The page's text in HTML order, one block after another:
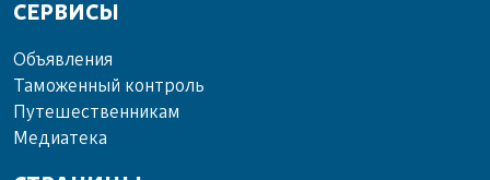
СЕРВИСЫ
Объ­яв­ле­ния
Та­мо­жен­ный кон­троль
Пу­те­шест­вен­ни­кам
Ме­диа­те­ка